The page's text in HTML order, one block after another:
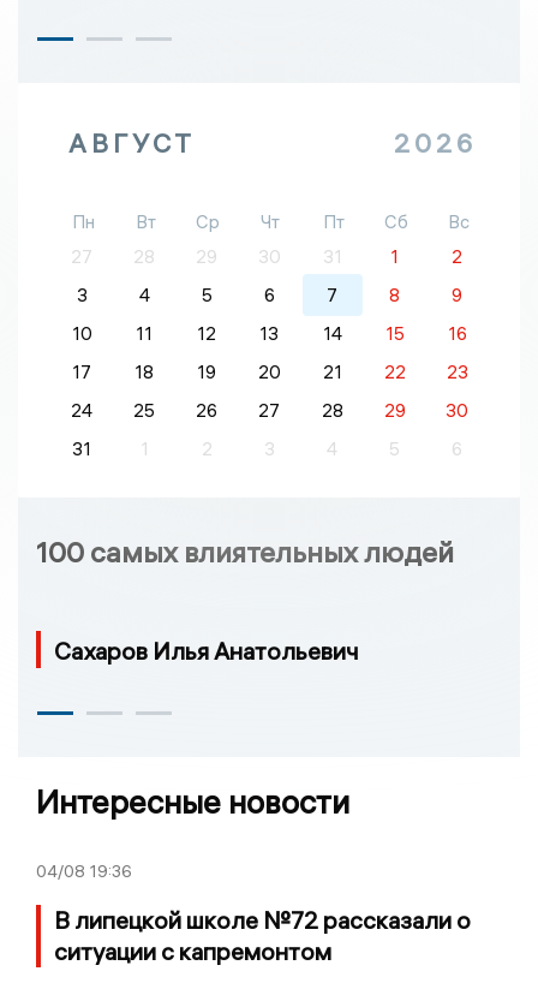
АВГУСТ 2026
Пн Вт Ср Чт Пт Сб
Вс
27
28 29 30 31 1
2
3
4 5 6 7 8
9
10
11 12 13 14 15
16
17
18 19 20 21 22
23
24
25 26 27 28 29
30
31
1 2 3 4 5 6
100 самых влиятельных людей
Сахаров Илья Анатольевич
Интересные новости
04/08 19:36
В липецкой школе №72 рассказали о
ситуации с капремонтом